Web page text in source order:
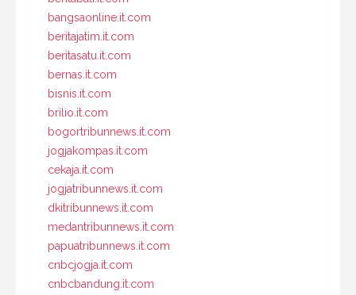
bangsaonline.it.com
beritajatim.it.com
beritasatu.it.com
bernas.it.com
bisnis.it.com
brilio.it.com
bogortribunnews.it.com
jogjakompas.it.com
cekaja.it.com
jogjatribunnews.it.com
dkitribunnews.it.com
medantribunnews.it.com
papuatribunnews.it.com
cnbcjogja.it.com
cnbcbandung.it.com